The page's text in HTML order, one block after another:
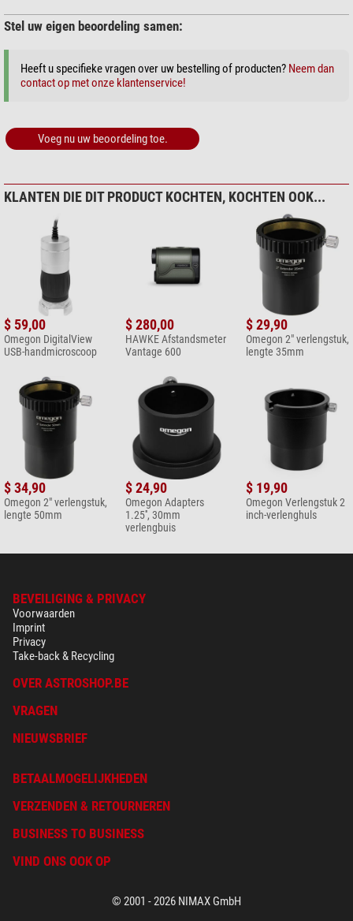
Onderhoud > Andere (2)
$ 6,90*
Diversen (1)
$ 11,90*
Alle prijzen zijn inclusief BTW + verzendkosten.
Stel uw eigen beoordeling samen:
Heeft u specifieke vragen over uw bestelling of producten? Neem dan
contact op met onze klantenservice!
Voeg nu uw beoordeling toe.
KLANTEN DIE DIT PRODUCT KOCHTEN, KOCHTEN OOK...
$ 59,00
Omegon DigitalView
USB-handmicroscoop
$ 280,00
HAWKE Afstandsmeter
Vantage 600
$ 29,90
Omegon 2" verlengstuk,
lengte 35mm
$ 34,90
Omegon 2" verlengstuk,
lengte 50mm
$ 24,90
Omegon Adapters
1.25'', 30mm
verlengbuis
$ 19,90
Omegon Verlengstuk 2
inch-verlenghuls
BEVEILIGING & PRIVACY
Voorwaarden
Imprint
Privacy
Take-back & Recycling
OVER ASTROSHOP.BE
VRAGEN
NIEUWSBRIEF
BETAALMOGELIJKHEDEN
VERZENDEN & RETOURNEREN
BUSINESS TO BUSINESS
VIND ONS OOK OP
© 2001 - 2026 NIMAX GmbH